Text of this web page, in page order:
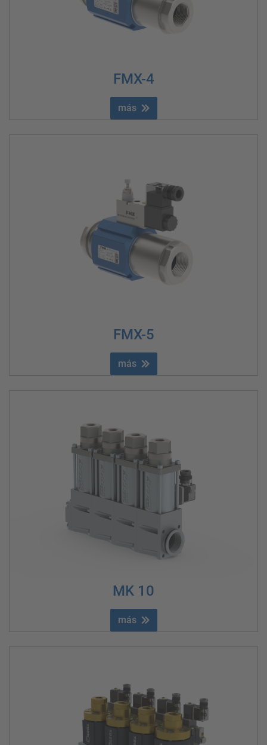
FMX-4
más
FMX-5
más
MK 10
más